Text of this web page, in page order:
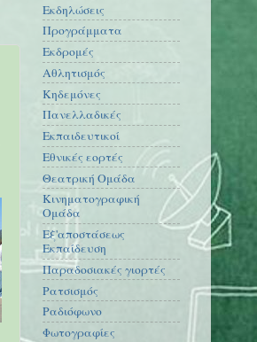
Εκδηλώσεις
Προγράμματα
Εκδρομές
Αθλητισμός
Κηδεμόνες
Πανελλαδικές
Εκπαιδευτικοί
Εθνικές εορτές
Θεατρική Ομάδα
Κινηματογραφική
Ομάδα
Εξ'αποστάσεως
Εκπαίδευση
Παραδοσιακές γιορτές
Ρατσισμός
Ραδιόφωνο
Φωτογραφίες